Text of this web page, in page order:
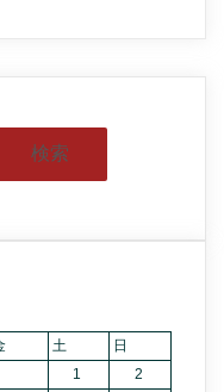
検索
土
日
1
2